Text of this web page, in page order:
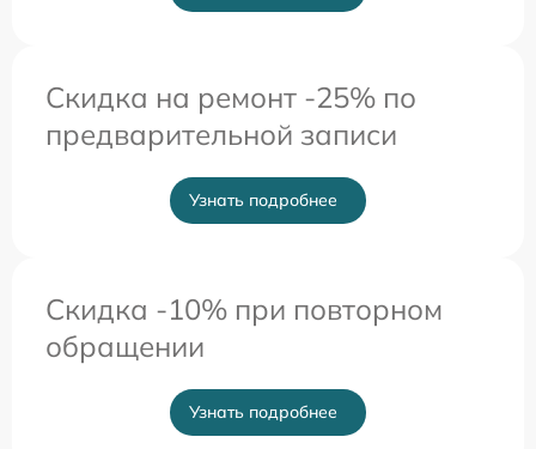
Скидка на ремонт -25% по
предварительной записи
Узнать подробнее
Скидка -10% при повторном
обращении
Узнать подробнее